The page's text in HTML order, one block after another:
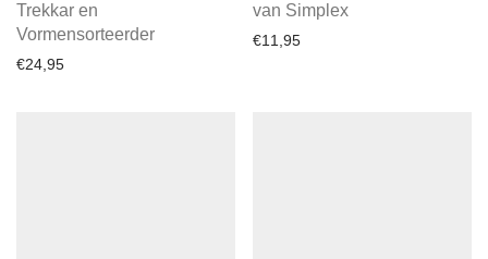
Trekkar en
Vormensorteerder
€24,95
van Simplex
€11,95